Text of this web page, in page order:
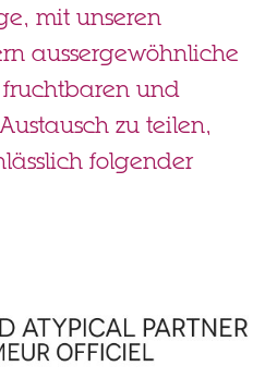
mit unseren
aussergewöhnliche
und
zu teilen,
folgender